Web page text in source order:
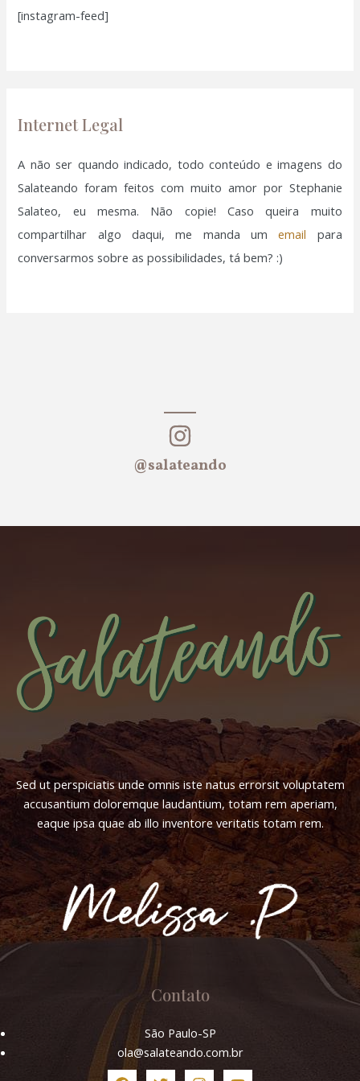
s
r
[instagram-feed]
Internet Legal
A não ser quando indicado, todo conteúdo e imagens do
Salateando foram feitos com muito amor por Stephanie
Salateo, eu mesma. Não copie! Caso queira muito
compartilhar algo daqui, me manda umemail para
conversarmos sobre as possibilidades, tá bem? :)
@salateando
Sed ut perspiciatis unde omnis iste natus errorsit voluptatem
accusantium doloremque laudantium, totam rem aperiam,
eaque ipsa quae ab illo inventore veritatis totam rem.
Contato
São Paulo-SP
ola@salateando.com.br